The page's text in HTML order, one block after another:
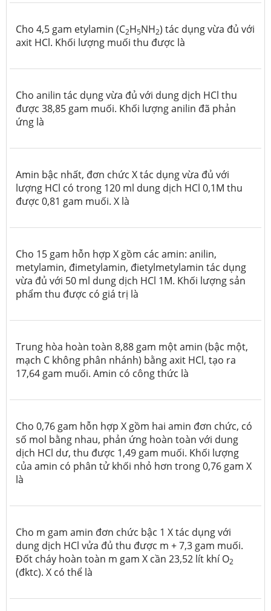
Cho 4,5 gam etylamin (C2H5NH2) tác dụng vừa đủ với
axit HCl. Khối lượng muối thu được là
Cho anilin tác dụng vừa đủ với dung dịch HCl thu
được 38,85 gam muối. Khối lượng anilin đã phản
ứng là
Amin bậc nhất, đơn chức X tác dụng vừa đủ với
lượng HCl có trong 120 ml dung dịch HCl 0,1M thu
được 0,81 gam muối. X là
Cho 15 gam hỗn hợp X gồm các amin: anilin,
metylamin, đimetylamin, đietylmetylamin tác dụng
vừa đủ với 50 ml dung dịch HCl 1M. Khối lượng sản
phẩm thu được có giá trị là
Trung hòa hoàn toàn 8,88 gam một amin (bậc một,
mạch C không phân nhánh) bằng axit HCl, tạo ra
17,64 gam muối. Amin có công thức là
Cho 0,76 gam hỗn hợp X gồm hai amin đơn chức, có
số mol bằng nhau, phản ứng hoàn toàn với dung
dịch HCl dư, thu được 1,49 gam muối. Khối lượng
của amin có phân tử khối nhỏ hơn trong 0,76 gam X
là
Cho m gam amin đơn chức bậc 1 X tác dụng với
dung dịch HCl vửa đủ thu được m + 7,3 gam muối.
Đốt cháy hoàn toàn m gam X cần 23,52 lít khí O2
(đktc). X có thể là